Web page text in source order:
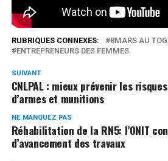
RUBRIQUES CONNEXES:
8MARS AU
ENTREPRENEURS DES FEMMES
SUIVANT
CNLPAL : mieux prévenir les
d’armes et munitions
NE MANQUEZ PAS
Réhabilitation de la RN5: l’ONIT
d’avancement des travaux